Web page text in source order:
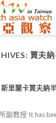
賈夫
里蘭卡賈夫納
副教授 It has